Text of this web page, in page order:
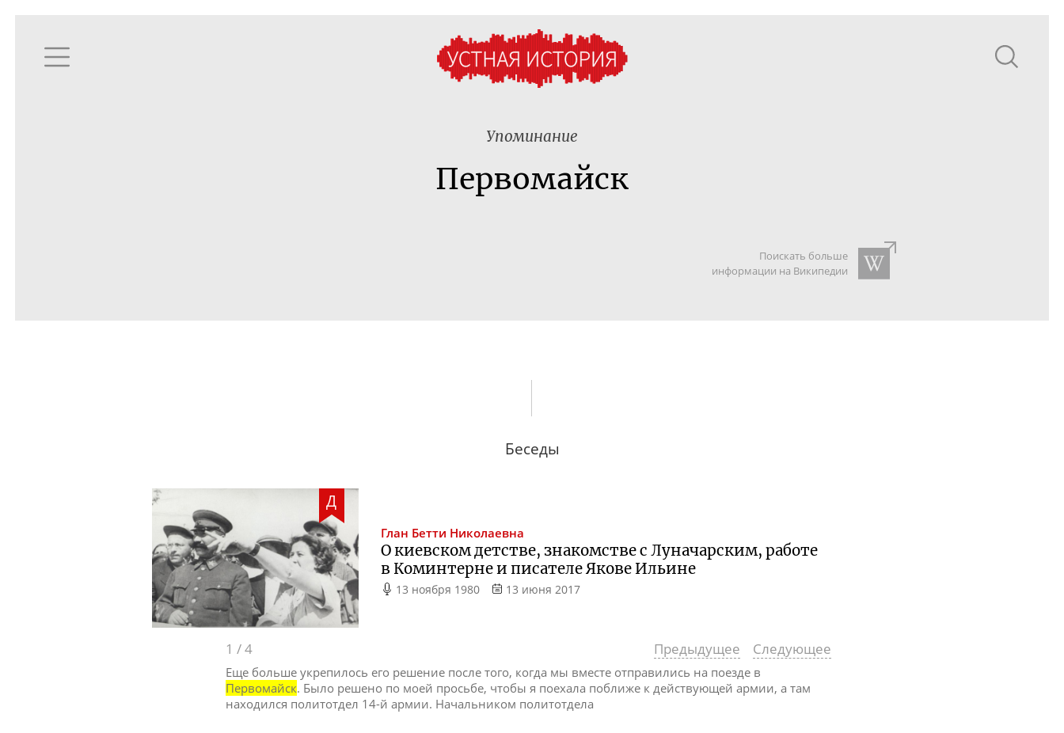
Упоминание
Первомайск
Поискать больше
информации на Википедии
Беседы
Д
Глан Бетти Николаевна
О киевском детстве, знакомстве с Луначарским, работе
в Коминтерне и писателе Якове Ильине
13 ноября 1980 13 июня 2017
1 /4 Предыдущее Следующее
Еще больше укрепилось его решение после того, когда мы вместе отправились на поезде в
Первомайск. Было решено по моей просьбе, чтобы я поехала поближе к действующей армии, а там
находился политотдел 14-й армии. Начальником политотдела